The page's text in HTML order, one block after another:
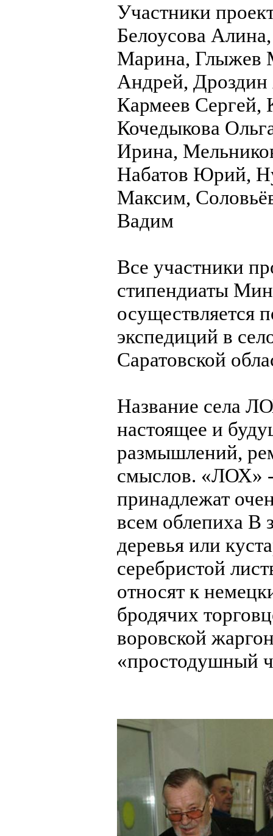
Участники
Белоусова
Марина, Глыжев
Андрей, Дроздин
Кармеев Сергей,
Кочедыкова
Ирина,
Набатов Юрий,
Максим,
Вадим
Все участники
стипендиаты
осуществляется
экспедиций в
Саратовской
Название села
настоящее и
размышлений,
смыслов. «ЛОХ» -
принадлежат
всем облепиха В
деревья или
серебристой
относят к
бродячих
воровской
«простодушный